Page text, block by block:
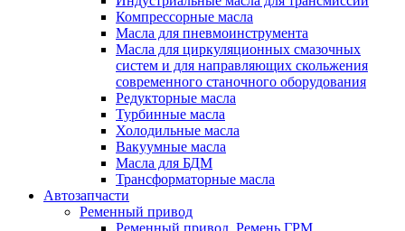
Компрессорные масла
Масла для пневмоинструмента
Масла для циркуляционных смазочных
систем и для направляющих скольжения
современного станочного оборудования
Редукторные масла
Турбинные масла
Холодильные масла
Вакуумные масла
Масла для БДМ
Трансформаторные масла
Автозапчасти
Ременный привод
Ременный привод. Ремень ГРМ